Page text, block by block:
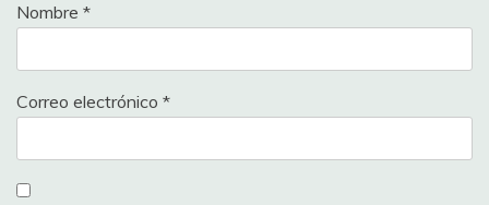
Nombre *
Correo electrónico *